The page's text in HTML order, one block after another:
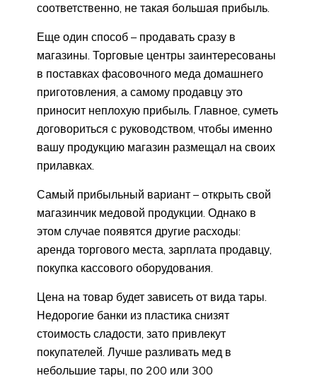
соответственно, не такая большая прибыль.
Еще один способ – продавать сразу в
магазины. Торговые центры заинтересованы
в поставках фасовочного меда домашнего
приготовления, а самому продавцу это
приносит неплохую прибыль. Главное, суметь
договориться с руководством, чтобы именно
вашу продукцию магазин размещал на своих
прилавках.
Самый прибыльный вариант – открыть свой
магазинчик медовой продукции. Однако в
этом случае появятся другие расходы:
аренда торгового места, зарплата продавцу,
покупка кассового оборудования.
Цена на товар будет зависеть от вида тары.
Недорогие банки из пластика снизят
стоимость сладости, зато привлекут
покупателей. Лучше разливать мед в
небольшие тары, по 200 или 300